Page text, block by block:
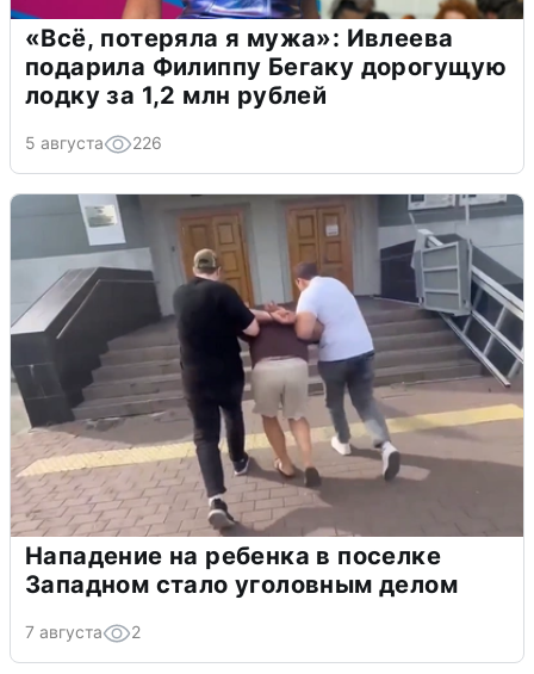
«Всё, потеряла я мужа»: Ивлеева
подарила Филиппу Бегаку дорогущую
лодку за 1,2 млн рублей
5 августа 226
Нападение на ребенка в поселке
Западном стало уголовным делом
7 августа 2